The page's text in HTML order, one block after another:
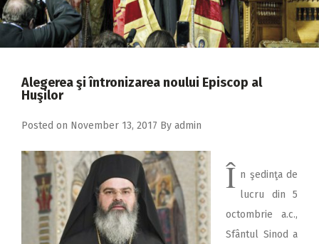
2020
2019
2017
2014
2013
Alegerea şi întronizarea noului Episcop al
Huşilor
Posted on November 13, 2017 By admin
Î n şedinţa de
lucru din 5
octombrie a.c.,
Sfântul Sinod a